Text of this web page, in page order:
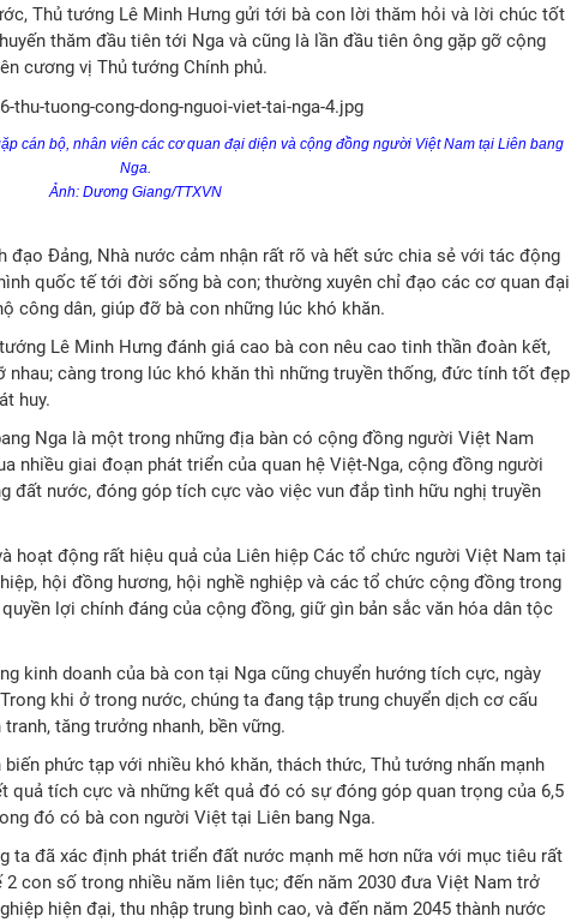
Thủ tướng Lê Minh Hưng gửi tới bà con lời thăm hỏi và lời chúc tốt
thăm đầu tiên tới Nga và cũng là lần đầu tiên ông gặp gỡ cộng
cương vị Thủ tướng Chính phủ.
cán bộ, nhân viên các cơ quan đại diện và cộng đồng người Việt Nam tại Liên bang
Nga.
Ảnh: Dương Giang/TTXVN
đạo Đảng, Nhà nước cảm nhận rất rõ và hết sức chia sẻ với tác động
quốc tế tới đời sống bà con; thường xuyên chỉ đạo các cơ quan đại
công dân, giúp đỡ bà con những lúc khó khăn.
Lê Minh Hưng đánh giá cao bà con nêu cao tinh thần đoàn kết,
càng trong lúc khó khăn thì những truyền thống, đức tính tốt đẹp
huy.
Nga là một trong những địa bàn có cộng đồng người Việt Nam
nhiều giai đoạn phát triển của quan hệ Việt-Nga, cộng đồng người
đất nước, đóng góp tích cực vào việc vun đắp tình hữu nghị truyền
hoạt động rất hiệu quả của Liên hiệp Các tổ chức người Việt Nam tại
hội đồng hương, hội nghề nghiệp và các tổ chức cộng đồng trong
lợi chính đáng của cộng đồng, giữ gìn bản sắc văn hóa dân tộc
kinh doanh của bà con tại Nga cũng chuyển hướng tích cực, ngày
khi ở trong nước, chúng ta đang tập trung chuyển dịch cơ cấu
tăng trưởng nhanh, bền vững.
phức tạp với nhiều khó khăn, thách thức, Thủ tướng nhấn mạnh
quả tích cực và những kết quả đó có sự đóng góp quan trọng của 6,5
đó có bà con người Việt tại Liên bang Nga.
ta đã xác định phát triển đất nước mạnh mẽ hơn nữa với mục tiêu rất
con số trong nhiều năm liên tục; đến năm 2030 đưa Việt Nam trở
hiện đại, thu nhập trung bình cao, và đến năm 2045 thành nước